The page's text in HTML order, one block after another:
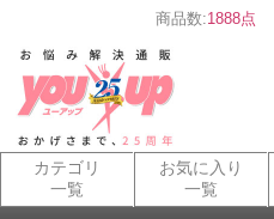
商品数:1888点
カテゴリ
一覧
お気に入り
一覧